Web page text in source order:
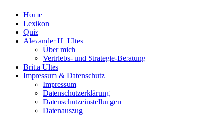
Home
Lexikon
Quiz
Alexander H. Ultes
Über mich
Vertriebs- und Strategie-Beratung
Britta Ultes
Impressum & Datenschutz
Impressum
Datenschutzerklärung
Datenschutzeinstellungen
Datenauszug